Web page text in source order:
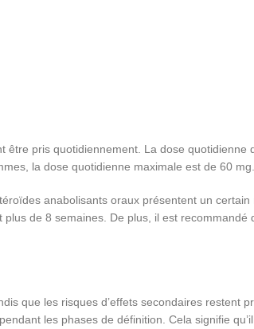
pris quotidiennement. La dose quotidienne
la dose quotidienne maximale est de 60 mg.
anabolisants oraux présentent un
de 8 semaines. De plus, il est
que les risques d’effets secondaires restent
les phases de définition. Cela signifie